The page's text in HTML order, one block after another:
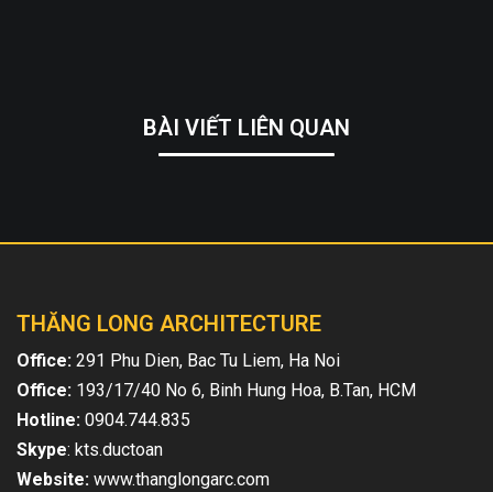
BÀI VIẾT LIÊN QUAN
THĂNG LONG ARCHITECTURE
Office: 291 Phu Dien, Bac Tu Liem, Ha Noi
Office: 193/17/40 No 6, Binh Hung Hoa, B.Tan, HCM
Hotline: 0904.744.835
Skype: kts.ductoan
Website: www.thanglongarc.com